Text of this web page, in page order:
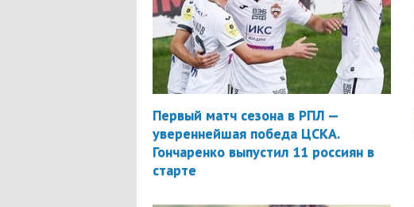
Первый матч сезона в РПЛ —
увереннейшая победа ЦСКА.
Гончаренко выпустил 11 россиян в
старте